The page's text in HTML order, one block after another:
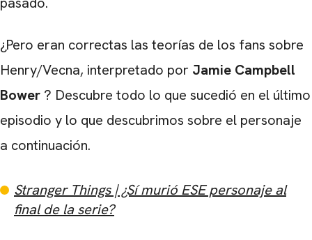
¿Pero eran correctas las teorías de los fans sobre
Henry/Vecna, interpretado por Jamie Campbell
Bower ? Descubre todo lo que sucedió en el último
episodio y lo que descubrimos sobre el personaje
a continuación.
Stranger Things | ¿Sí murió ESE personaje al
final de la serie?